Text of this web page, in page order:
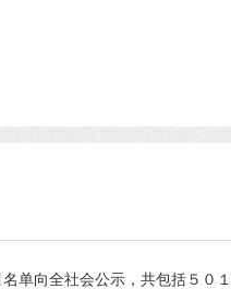
单向全社会公示，共包括５０